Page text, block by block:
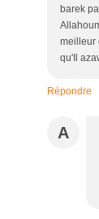
barek
meilleur
qu'Il
Répondre
A